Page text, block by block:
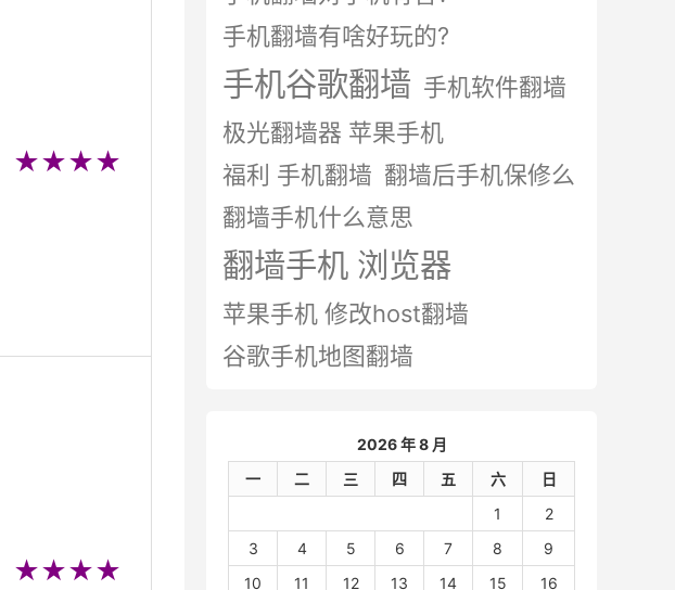
★★★★
★★★★
手机翻墙有啥好玩的?
手机谷歌翻墙 手机软件翻墙
极光翻墙器 苹果手机
福利 手机翻墙 翻墙后手机保修么
翻墙手机什么意思
翻墙手机 浏览器
苹果手机 修改host翻墙
谷歌手机地图翻墙
2026 年 8 月
一
二 三 四 五 六
日
1
2
3
4 5 6 7 8
9
10
11 12 13 14 15
16